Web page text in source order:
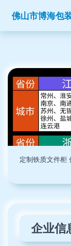
定制铁质文件柜
企业信